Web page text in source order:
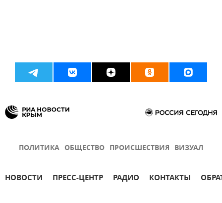
ПОЛИТИКА ОБЩЕСТВО ПРОИСШЕСТВИЯ ВИЗУАЛ
НОВОСТИ ПРЕСС-ЦЕНТР РАДИО КОНТАКТЫ